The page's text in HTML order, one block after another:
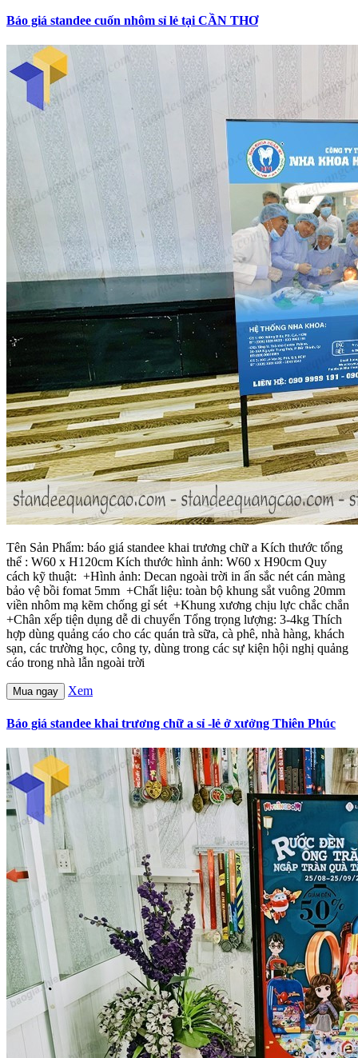
Báo giá standee cuốn nhôm sỉ lẻ tại CẦN THƠ
Tên Sản Phẩm: báo giá standee khai trương chữ a Kích thước tổng
thể : W60 x H120cm Kích thước hình ảnh: W60 x H90cm Quy
cách kỹ thuật: +Hình ảnh: Decan ngoài trời in ấn sắc nét cán màng
bảo vệ bồi fomat 5mm +Chất liệu: toàn bộ khung sắt vuông 20mm
viền nhôm mạ kẽm chống gỉ sét +Khung xương chịu lực chắc chắn
+Chân xếp tiện dụng dễ di chuyển Tổng trọng lượng: 3-4kg Thích
hợp dùng quảng cáo cho các quán trà sữa, cà phê, nhà hàng, khách
sạn, các trường học, công ty, dùng trong các sự kiện hội nghị quảng
cáo trong nhà lẫn ngoài trời
Mua ngay Xem
Báo giá standee khai trương chữ a sỉ -lẻ ở xưởng Thiên Phúc